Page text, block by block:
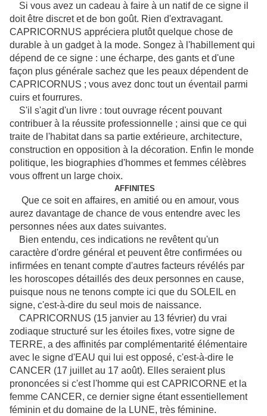
Si vous avez un cadeau à faire à un natif de ce signe il
doit être discret et de bon goût. Rien d'extravagant.
CAPRICORNUS appréciera plutôt quelque chose de
durable à un gadget à la mode. Songez à l'habillement qui
dépend de ce signe : une écharpe, des gants et d'une
façon plus générale sachez que les peaux dépendent de
CAPRICORNUS ; vous avez donc tout un éventail parmi
cuirs et fourrures.
S'il s'agit d'un livre : tout ouvrage récent pouvant
contribuer à la réussite professionnelle ; ainsi que ce qui
traite de l'habitat dans sa partie extérieure, architecture,
construction en opposition à la décoration. Enfin le monde
politique, les biographies d'hommes et femmes célèbres
vous offrent un large choix.
AFFINITES
Que ce soit en affaires, en amitié ou en amour, vous
aurez davantage de chance de vous entendre avec les
personnes nées aux dates suivantes.
Bien entendu, ces indications ne revêtent qu'un
caractère d'ordre général et peuvent être confirmées ou
infirmées en tenant compte d'autres facteurs révélés par
les horoscopes détaillés des deux personnes en cause,
puisque nous ne tenons compte ici que du SOLEIL en
signe, c'est-à-dire du seul mois de naissance.
CAPRICORNUS (15 janvier au 13 février) du vrai
zodiaque structuré sur les étoiles fixes, votre signe de
TERRE, a des affinités par complémentarité élémentaire
avec le signe d'EAU qui lui est opposé, c'est-à-dire le
CANCER (17 juillet au 17 août). Elles seraient plus
prononcées si c'est l'homme qui est CAPRICORNE et la
femme CANCER, ce dernier signe étant essentiellement
féminin et du domaine de la LUNE, très féminine.